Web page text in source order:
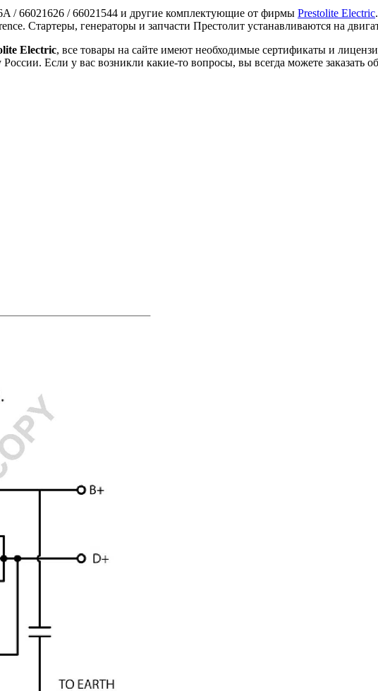
/ 66021626 / 66021544 и другие комплектующие от фирмы Prestolite Electric
Стартеры, генераторы и запчасти Престолит устанавливаются на
Electric, все товары на сайте имеют необходимые сертификаты и
Если у вас возникли какие-то вопросы, вы всегда можете заказать